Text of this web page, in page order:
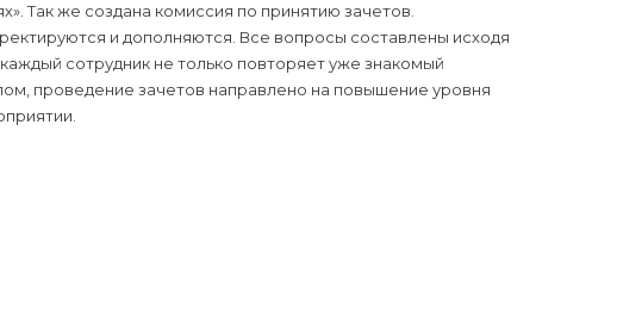
Так же создана комиссия по принятию зачетов.
и дополняются. Все вопросы составлены исходя
сотрудник не только повторяет уже знакомый
проведение зачетов направлено на повышение уровня